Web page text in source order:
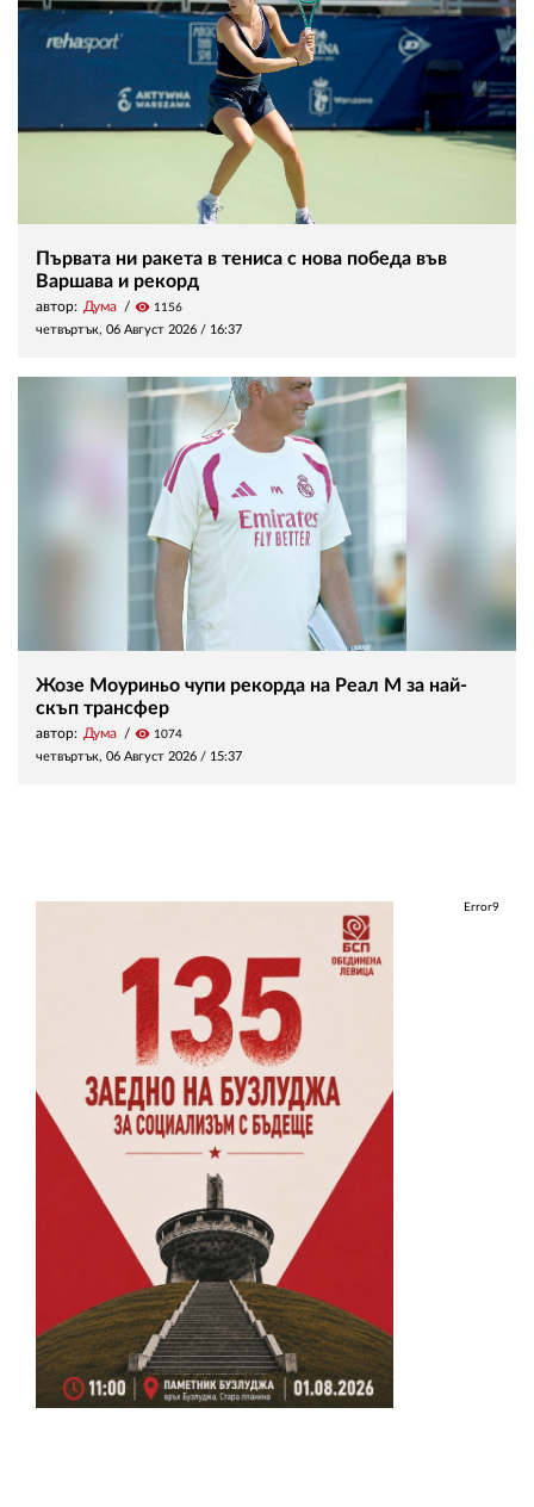
Първата ни ракета в тениса с нова победа във
Варшава и рекорд
автор: Дума visibility 1156
четвъртък, 06 Август 2026 / 16:37
Жозе Моуриньо чупи рекорда на Реал М за най-
скъп трансфер
автор: Дума visibility 1074
четвъртък, 06 Август 2026 / 15:37
Error9